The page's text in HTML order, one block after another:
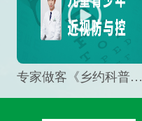
专家做客《乡约科普》栏目，预防孩子近视竟然这么“简单”